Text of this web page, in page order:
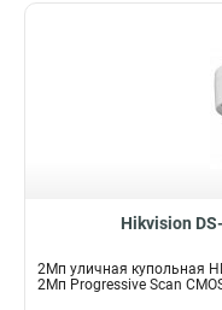
Hikvision
2Мп уличная купольная
2Мп Progressive Scan